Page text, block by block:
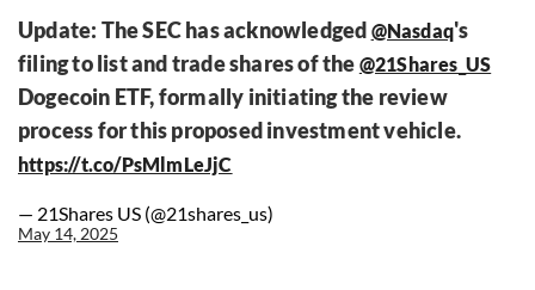
Update: The SEC has acknowledged @Nasdaq's
filing to list and trade shares of the @21Shares_US
Dogecoin ETF, formally initiating the review
process for this proposed investment vehicle.
https://t.co/PsMlmLeJjC
— 21Shares US (@21shares_us)
May 14, 2025